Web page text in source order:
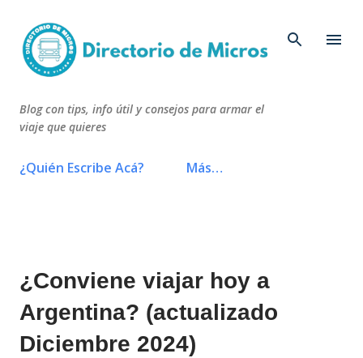
Blog con tips, info útil y consejos para armar el
viaje que quieres
¿Quién Escribe Acá? Más…
¿Conviene viajar hoy a
Argentina? (actualizado
Diciembre 2024)